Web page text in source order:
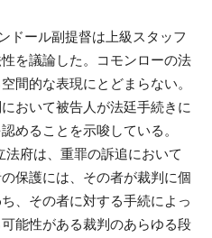
ドール副提督は上級スタッフ
を議論した。コモンローの法
間的な表現にとどまらない。
おいて被告人が法廷手続きに
めることを示唆している。
府は、重罪の訴追において
保護には、その者が裁判に個
、その者に対する手続によっ
能性がある裁判のあらゆる段